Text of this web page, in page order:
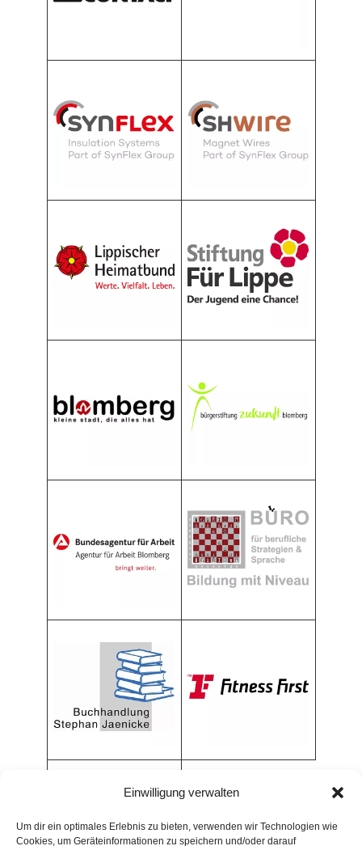
Einwilligung verwalten
Um dir ein optimales Erlebnis zu bieten, verwenden wir Technologien wie
Cookies, um Geräteinformationen zu speichern und/oder darauf